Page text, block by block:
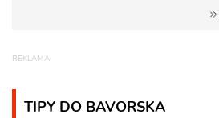
TIPY DO BAVORSKA